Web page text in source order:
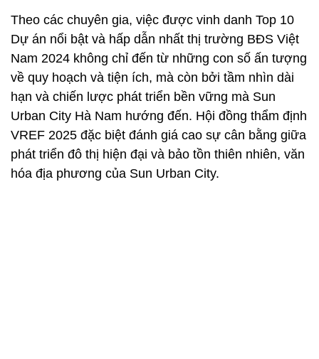
Theo các chuyên gia, việc được vinh danh Top 10
Dự án nổi bật và hấp dẫn nhất thị trường BĐS Việt
Nam 2024 không chỉ đến từ những con số ấn tượng
về quy hoạch và tiện ích, mà còn bởi tầm nhìn dài
hạn và chiến lược phát triển bền vững mà Sun
Urban City Hà Nam hướng đến. Hội đồng thẩm định
VREF 2025 đặc biệt đánh giá cao sự cân bằng giữa
phát triển đô thị hiện đại và bảo tồn thiên nhiên, văn
hóa địa phương của Sun Urban City.